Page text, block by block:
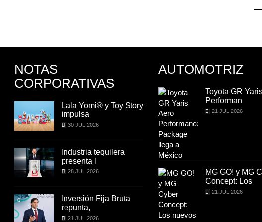
NOTAS
CORPORATIVAS
Lala Yomi® y Toy Story
impulsa
30 JUL 2026
Industria tequilera
presenta l
28 JUL 2026
Inversión Fija Bruta
repunta,
21 JUL 2026
Lala Yomi® y Toy
impulsa
28 JUL 2026
AUTOMOTRIZ
Performan
21 JUL 2026
MG GO! y MG Cyber
Toyota GR
Performan
21 JUL 2026
MG GO! y MG
Concept: Los
21 JUL 2026